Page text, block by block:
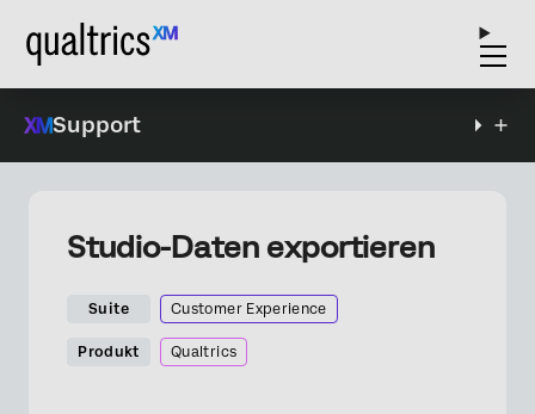
Support
Studio-Daten exportieren
Suite Customer Experience
Produkt Qualtrics